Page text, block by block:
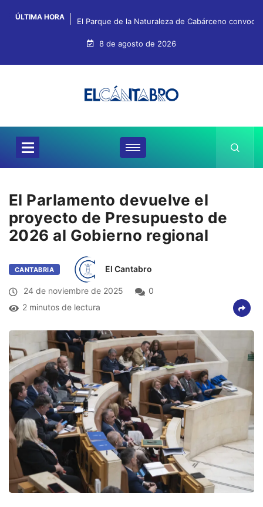
ÚLTIMA HORA El Parque de la Naturaleza de Cabárceno
8 de agosto de 2026
El Parlamento devuelve el
proyecto de Presupuesto de
2026 al Gobierno regional
CANTABRIA El Cantabro
24 de noviembre de 2025
0
2 minutos de lectura